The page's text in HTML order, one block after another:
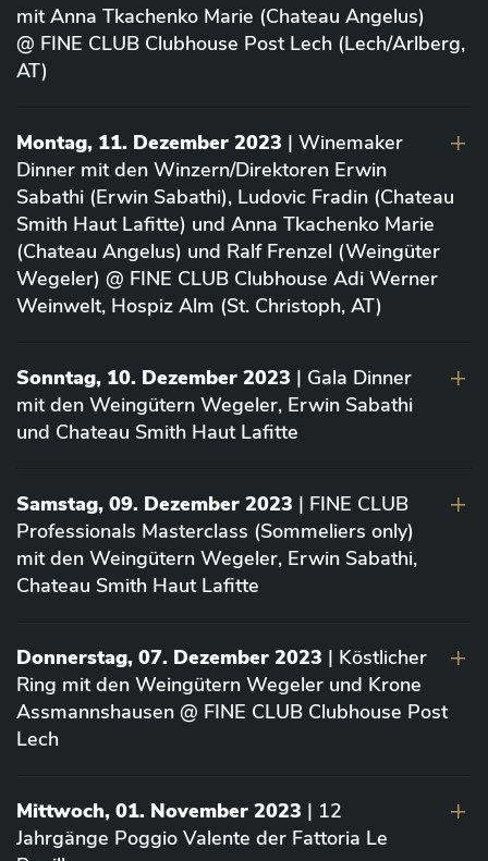
mit Anna Tkachenko Marie (Chateau Angelus)
@ FINE CLUB Clubhouse Post Lech (Lech/Arlberg,
AT)
Montag, 11. Dezember 2023 | Winemaker
Dinner mit den Winzern/Direktoren Erwin
Sabathi (Erwin Sabathi), Ludovic Fradin (Chateau
Smith Haut Lafitte) und Anna Tkachenko Marie
(Chateau Angelus) und Ralf Frenzel (Weingüter
Wegeler) @ FINE CLUB Clubhouse Adi Werner
Weinwelt, Hospiz Alm (St. Christoph, AT)
Sonntag, 10. Dezember 2023 | Gala Dinner
mit den Weingütern Wegeler, Erwin Sabathi
und Chateau Smith Haut Lafitte
Samstag, 09. Dezember 2023 | FINE CLUB
Professionals Masterclass (Sommeliers only)
mit den Weingütern Wegeler, Erwin Sabathi,
Chateau Smith Haut Lafitte
Donnerstag, 07. Dezember 2023 | Köstlicher
Ring mit den Weingütern Wegeler und Krone
Assmannshausen @ FINE CLUB Clubhouse Post
Lech
Mittwoch, 01. November 2023 | 12
Jahrgänge Poggio Valente der Fattoria Le